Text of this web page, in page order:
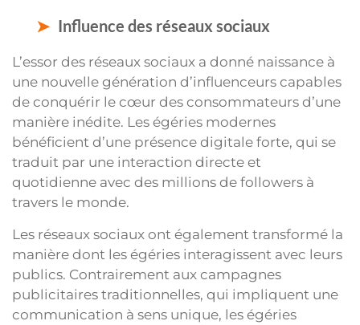
Influence des réseaux sociaux
L’essor des réseaux sociaux a donné naissance à
une nouvelle génération d’influenceurs capables
de conquérir le cœur des consommateurs d’une
manière inédite. Les égéries modernes
bénéficient d’une présence digitale forte, qui se
traduit par une interaction directe et
quotidienne avec des millions de followers à
travers le monde.
Les réseaux sociaux ont également transformé la
manière dont les égéries interagissent avec leurs
publics. Contrairement aux campagnes
publicitaires traditionnelles, qui impliquent une
communication à sens unique, les égéries